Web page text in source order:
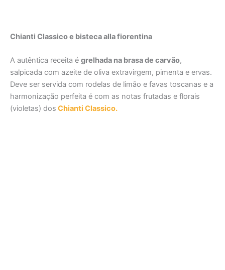
Chianti Classico e bisteca alla fiorentina
A autêntica receita é grelhada na brasa de carvão,
salpicada com azeite de oliva extravirgem, pimenta e ervas.
Deve ser servida com rodelas de limão e favas toscanas e a
harmonização perfeita é com as notas frutadas e florais
(violetas) dos Chianti Classico.